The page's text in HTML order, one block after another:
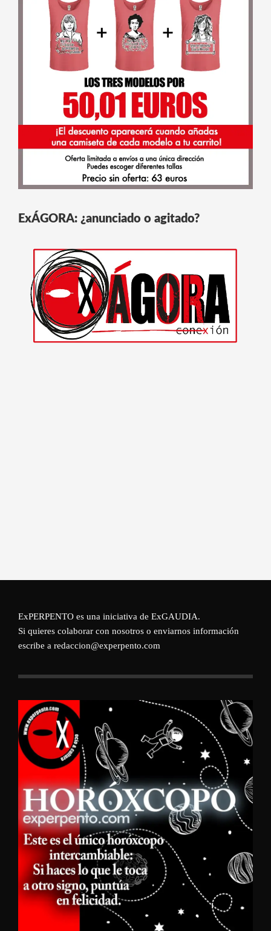
ExÁGORA: ¿anunciado o agitado?
ExPERPENTO es una iniciativa de ExGAUDIA.
Si quieres colaborar con nosotros o enviarnos información
escribe a redaccion@experpento.com